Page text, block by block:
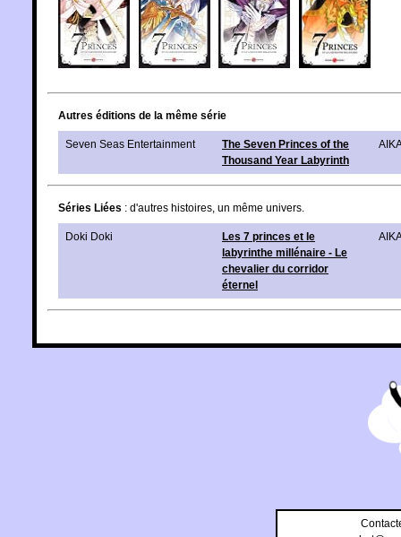
Autres éditions de la même série
Seven Seas Entertainment
The Seven Princes of the
Thousand Year Labyrinth
Séries Liées : d'autres histoires, un même univers.
Doki Doki
Les 7 princes et le
labyrinthe millénaire - Le
chevalier du corridor
éternel